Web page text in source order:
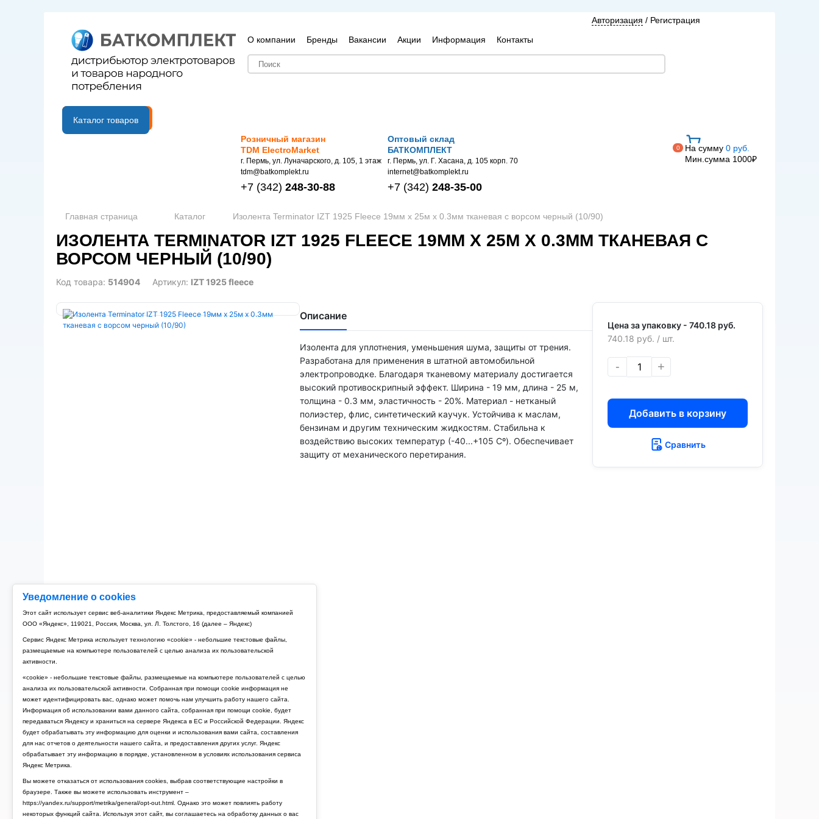
Уведомление о cookies
Этот сайт использует сервис веб-аналитики Яндекс Метрика, предоставляемый компанией
ООО «Яндекс», 119021, Россия, Москва, ул. Л. Толстого, 16 (далее – Яндекс)
Сервис Яндекс Метрика использует технологию «cookie» - небольшие текстовые файлы,
размещаемые на компьютере пользователей с целью анализа их пользовательской
активности.
«cookie» - небольшие текстовые файлы, размещаемые на компьютере пользователей с целью
анализа их пользовательской активности. Собранная при помощи cookie информация не
может идентифицировать вас, однако может помочь нам улучшить работу нашего сайта.
Информация об использовании вами данного сайта, собранная при помощи cookie, будет
передаваться Яндексу и храниться на сервере Яндекса в ЕС и Российской Федерации. Яндекс
будет обрабатывать эту информацию для оценки и использования вами сайта, составления
для нас отчетов о деятельности нашего сайта, и предоставления других услуг. Яндекс
обрабатывает эту информацию в порядке, установленном в условиях использования сервиса
Яндекс Метрика.
Вы можете отказаться от использования cookies, выбрав соответствующие настройки в
браузере. Также вы можете использовать инструмент –
https://yandex.ru/support/metrika/general/opt-out.html. Однако это может повлиять работу
некоторых функций сайта. Используя этот сайт, вы соглашаетесь на обработку данных о вас
О компании Бренды Вакансии Акции Информация Контакты
Авторизация / Регистрация
B2B портал
Каталог товаров
Розничный магазин
TDM ElectroMarket
г. Пермь, ул. Луначарского, д. 105, 1 этаж
tdm@batkomplekt.ru
+7 (342) 248-30-88
Оптовый склад
БАТКОМПЛЕКТ
г. Пермь, ул. Г. Хасана, д. 105 корп. 70
internet@batkomplekt.ru
+7 (342) 248-35-00
0 На сумму 0 руб.
Мин.сумма 1000₽
Главная страница Каталог Изолента Terminator IZT 1925 Fleece 19мм x 25м x 0.3мм тканевая с ворсом черный (10/90)
ИЗОЛЕНТА TERMINATOR IZT 1925 FLEECE 19ММ X 25М X 0.3ММ ТКАНЕВАЯ С
ВОРСОМ ЧЕРНЫЙ (10/90)
Код товара: 514904 Артикул: IZT 1925 fleece
Описание
Изолента для уплотнения, уменьшения шума, защиты от трения.
Разработана для применения в штатной автомобильной
электропроводке. Благодаря тканевому материалу достигается
высокий противоскрипный эффект. Ширина - 19 мм, длина - 25 м,
толщина - 0.3 мм, эластичность - 20%. Материал - нетканый
полиэстер, флис, синтетический каучук. Устойчива к маслам,
бензинам и другим техническим жидкостям. Стабильна к
воздействию высоких температур (-40...+105 Сº). Обеспечивает
защиту от механического перетирания.
Цена за упаковку - 740.18 руб.
740.18 руб. / шт.
- +
Добавить в корзину
Сравнить